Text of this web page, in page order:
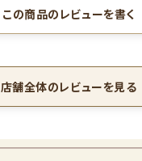
この商品のレビューを書く
店舗全体のレビューを見る